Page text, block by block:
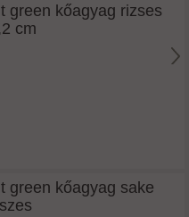
green kőagyag rizses
cm
green kőagyag sake